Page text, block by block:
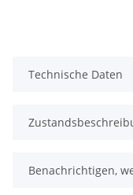
Technische Daten
Benachrichtigen,